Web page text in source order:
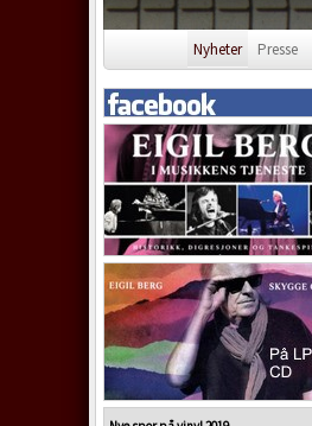
Nyheter Presse